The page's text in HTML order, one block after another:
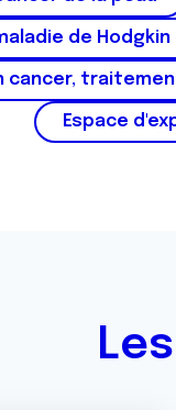
de
cancer,
Espace